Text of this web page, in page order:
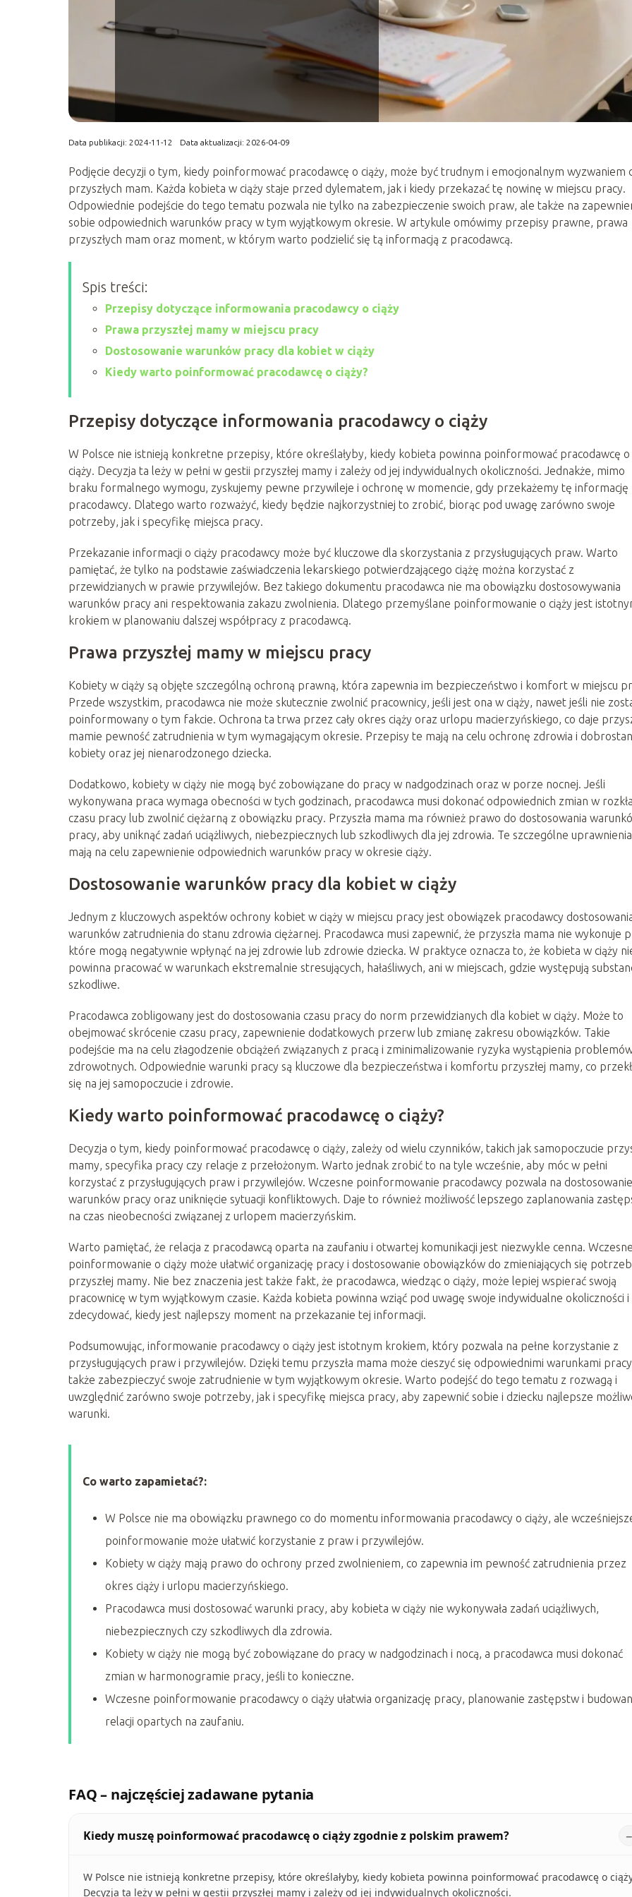
Data publikacji: 2024-11-12 Data aktualizacji: 2026-04-09
Podjęcie decyzji o tym, kiedy poinformować pracodawcę o ciąży, może być trudnym i emocjonalnym wyzwaniem
przyszłych mam. Każda kobieta w ciąży staje przed dylematem, jak i kiedy przekazać tę nowinę w miejscu pracy.
Odpowiednie podejście do tego tematu pozwala nie tylko na zabezpieczenie swoich praw, ale także na
sobie odpowiednich warunków pracy w tym wyjątkowym okresie. W artykule omówimy przepisy prawne, prawa
przyszłych mam oraz moment, w którym warto podzielić się tą informacją z pracodawcą.
Spis treści:
Przepisy dotyczące informowania pracodawcy o ciąży
Prawa przyszłej mamy w miejscu pracy
Dostosowanie warunków pracy dla kobiet w ciąży
Kiedy warto poinformować pracodawcę o ciąży?
Przepisy dotyczące informowania pracodawcy o ciąży
W Polsce nie istnieją konkretne przepisy, które określałyby, kiedy kobieta powinna poinformować pracodawcę o
ciąży. Decyzja ta leży w pełni w gestii przyszłej mamy i zależy od jej indywidualnych okoliczności. Jednakże, mimo
braku formalnego wymogu, zyskujemy pewne przywileje i ochronę w momencie, gdy przekażemy tę informację
pracodawcy. Dlatego warto rozważyć, kiedy będzie najkorzystniej to zrobić, biorąc pod uwagę zarówno swoje
potrzeby, jak i specyfikę miejsca pracy.
Przekazanie informacji o ciąży pracodawcy może być kluczowe dla skorzystania z przysługujących praw. Warto
pamiętać, że tylko na podstawie zaświadczenia lekarskiego potwierdzającego ciążę można korzystać z
przewidzianych w prawie przywilejów. Bez takiego dokumentu pracodawca nie ma obowiązku dostosowywania
warunków pracy ani respektowania zakazu zwolnienia. Dlatego przemyślane poinformowanie o ciąży jest
krokiem w planowaniu dalszej współpracy z pracodawcą.
Prawa przyszłej mamy w miejscu pracy
Kobiety w ciąży są objęte szczególną ochroną prawną, która zapewnia im bezpieczeństwo i komfort w miejscu
Przede wszystkim, pracodawca nie może skutecznie zwolnić pracownicy, jeśli jest ona w ciąży, nawet jeśli nie
poinformowany o tym fakcie. Ochrona ta trwa przez cały okres ciąży oraz urlopu macierzyńskiego, co daje
mamie pewność zatrudnienia w tym wymagającym okresie. Przepisy te mają na celu ochronę zdrowia i
kobiety oraz jej nienarodzonego dziecka.
Dodatkowo, kobiety w ciąży nie mogą być zobowiązane do pracy w nadgodzinach oraz w porze nocnej. Jeśli
wykonywana praca wymaga obecności w tych godzinach, pracodawca musi dokonać odpowiednich zmian w
czasu pracy lub zwolnić ciężarną z obowiązku pracy. Przyszła mama ma również prawo do dostosowania
pracy, aby uniknąć zadań uciążliwych, niebezpiecznych lub szkodliwych dla jej zdrowia. Te szczególne uprawnienia
mają na celu zapewnienie odpowiednich warunków pracy w okresie ciąży.
Dostosowanie warunków pracy dla kobiet w ciąży
Jednym z kluczowych aspektów ochrony kobiet w ciąży w miejscu pracy jest obowiązek pracodawcy
warunków zatrudnienia do stanu zdrowia ciężarnej. Pracodawca musi zapewnić, że przyszła mama nie wykonuje
które mogą negatywnie wpłynąć na jej zdrowie lub zdrowie dziecka. W praktyce oznacza to, że kobieta w ciąży
powinna pracować w warunkach ekstremalnie stresujących, hałaśliwych, ani w miejscach, gdzie występują
szkodliwe.
Pracodawca zobligowany jest do dostosowania czasu pracy do norm przewidzianych dla kobiet w ciąży. Może to
obejmować skrócenie czasu pracy, zapewnienie dodatkowych przerw lub zmianę zakresu obowiązków. Takie
podejście ma na celu złagodzenie obciążeń związanych z pracą i zminimalizowanie ryzyka wystąpienia
zdrowotnych. Odpowiednie warunki pracy są kluczowe dla bezpieczeństwa i komfortu przyszłej mamy, co
się na jej samopoczucie i zdrowie.
Kiedy warto poinformować pracodawcę o ciąży?
Decyzja o tym, kiedy poinformować pracodawcę o ciąży, zależy od wielu czynników, takich jak samopoczucie
mamy, specyfika pracy czy relacje z przełożonym. Warto jednak zrobić to na tyle wcześnie, aby móc w pełni
korzystać z przysługujących praw i przywilejów. Wczesne poinformowanie pracodawcy pozwala na dostosowanie
warunków pracy oraz uniknięcie sytuacji konfliktowych. Daje to również możliwość lepszego zaplanowania
na czas nieobecności związanej z urlopem macierzyńskim.
Warto pamiętać, że relacja z pracodawcą oparta na zaufaniu i otwartej komunikacji jest niezwykle cenna.
poinformowanie o ciąży może ułatwić organizację pracy i dostosowanie obowiązków do zmieniających się potrzeb
przyszłej mamy. Nie bez znaczenia jest także fakt, że pracodawca, wiedząc o ciąży, może lepiej wspierać swoją
pracownicę w tym wyjątkowym czasie. Każda kobieta powinna wziąć pod uwagę swoje indywidualne okoliczności i
zdecydować, kiedy jest najlepszy moment na przekazanie tej informacji.
Podsumowując, informowanie pracodawcy o ciąży jest istotnym krokiem, który pozwala na pełne korzystanie z
przysługujących praw i przywilejów. Dzięki temu przyszła mama może cieszyć się odpowiednimi warunkami
także zabezpieczyć swoje zatrudnienie w tym wyjątkowym okresie. Warto podejść do tego tematu z rozwagą i
uwzględnić zarówno swoje potrzeby, jak i specyfikę miejsca pracy, aby zapewnić sobie i dziecku najlepsze
warunki.
Co warto zapamietać?:
W Polsce nie ma obowiązku prawnego co do momentu informowania pracodawcy o ciąży, ale
poinformowanie może ułatwić korzystanie z praw i przywilejów.
Kobiety w ciąży mają prawo do ochrony przed zwolnieniem, co zapewnia im pewność zatrudnienia przez
okres ciąży i urlopu macierzyńskiego.
Pracodawca musi dostosować warunki pracy, aby kobieta w ciąży nie wykonywała zadań uciążliwych,
niebezpiecznych czy szkodliwych dla zdrowia.
Kobiety w ciąży nie mogą być zobowiązane do pracy w nadgodzinach i nocą, a pracodawca musi dokonać
zmian w harmonogramie pracy, jeśli to konieczne.
Wczesne poinformowanie pracodawcy o ciąży ułatwia organizację pracy, planowanie zastępstw i
relacji opartych na zaufaniu.
FAQ – najczęściej zadawane pytania
Kiedy muszę poinformować pracodawcę o ciąży zgodnie z polskim prawem?
W Polsce nie istnieją konkretne przepisy, które określałyby, kiedy kobieta powinna poinformować pracodawcę o
Decyzja ta leży w pełni w gestii przyszłej mamy i zależy od jej indywidualnych okoliczności.